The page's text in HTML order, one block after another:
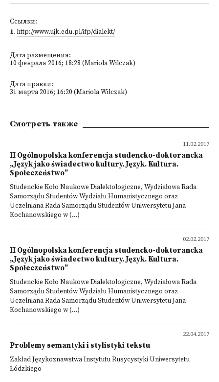
Ссылки:
1. http://www.ujk.edu.pl/ifp/dialekt/
Дата размещения:
10 февраля 2016; 18:28 (Mariola Wilczak)
Дата правки:
31 марта 2016; 16:20 (Mariola Wilczak)
Смотреть также
11.02.2017
II Ogólnopolska konferencja studencko-doktorancka
„Język jako świadectwo kultury. Język. Kultura.
Społeczeństwo”
Studenckie Koło Naukowe Dialektologiczne, Wydziałowa Rada
Samorządu Studentów Wydziału Humanistycznego oraz
Uczelniana Rada Samorządu Studentów Uniwersytetu Jana
Kochanowskiego w (...)
02.02.2017
II Ogólnopolska konferencja studencko-doktorancka
„Język jako świadectwo kultury. Język. Kultura.
Społeczeństwo”
Studenckie Koło Naukowe Dialektologiczne, Wydziałowa Rada
Samorządu Studentów Wydziału Humanistycznego oraz
Uczelniana Rada Samorządu Studentów Uniwersytetu Jana
Kochanowskiego w (...)
22.04.2017
Problemy semantyki i stylistyki tekstu
Zakład Językoznawstwa Instytutu Rusycystyki Uniwersytetu
Łódzkiego